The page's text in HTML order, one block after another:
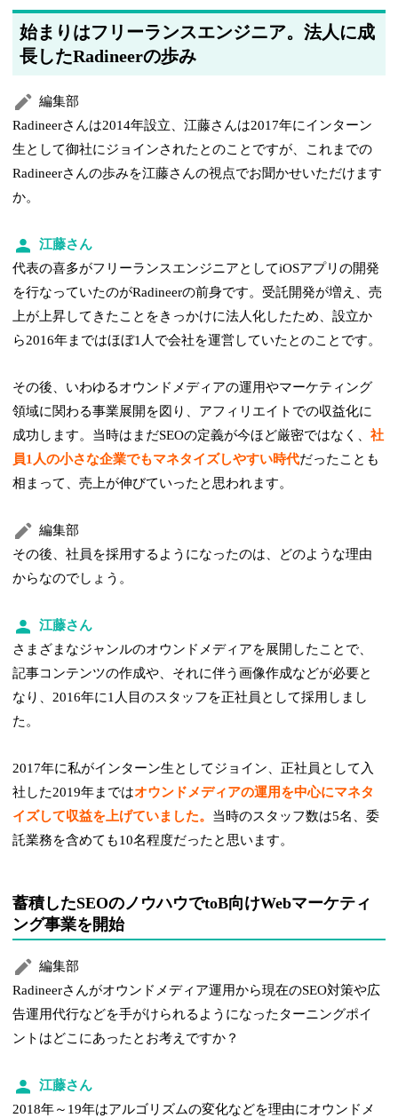
始まりはフリーランスエンジニア。法人に成
長したRadineerの歩み
編集部
Radineerさんは2014年設立、江藤さんは2017年にインターン
生として御社にジョインされたとのことですが、これまでの
Radineerさんの歩みを江藤さんの視点でお聞かせいただけます
か。
江藤さん
代表の喜多がフリーランスエンジニアとしてiOSアプリの開発
を行なっていたのがRadineerの前身です。受託開発が増え、売
上が上昇してきたことをきっかけに法人化したため、設立か
ら2016年まではほぼ1人で会社を運営していたとのことです。
その後、いわゆるオウンドメディアの運用やマーケティング
領域に関わる事業展開を図り、アフィリエイトでの収益化に
成功します。当時はまだSEOの定義が今ほど厳密ではなく、社
員1人の小さな企業でもマネタイズしやすい時代だったことも
相まって、売上が伸びていったと思われます。
編集部
その後、社員を採用するようになったのは、どのような理由
からなのでしょう。
江藤さん
さまざまなジャンルのオウンドメディアを展開したことで、
記事コンテンツの作成や、それに伴う画像作成などが必要と
なり、2016年に1人目のスタッフを正社員として採用しまし
た。
2017年に私がインターン生としてジョイン、正社員として入
社した2019年まではオウンドメディアの運用を中心にマネタ
イズして収益を上げていました。 当時のスタッフ数は5名、委
託業務を含めても10名程度だったと思います。
蓄積したSEOのノウハウでtoB向けWebマーケティ
ング事業を開始
編集部
Radineerさんがオウンドメディア運用から現在のSEO対策や広
告運用代行などを手がけられるようになったターニングポイ
ントはどこにあったとお考えですか？
江藤さん
2018年～19年はアルゴリズムの変化などを理由にオウンドメ